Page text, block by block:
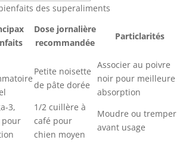
des superaliments
Dose jornalière
recommandée
Particlarités
Petite noisette
de pâte dorée
Associer au poivre
noir pour meilleure
absorption
3,
pour
1/2 cuillère à
café pour
chien moyen
Moudre ou tremper
avant usage